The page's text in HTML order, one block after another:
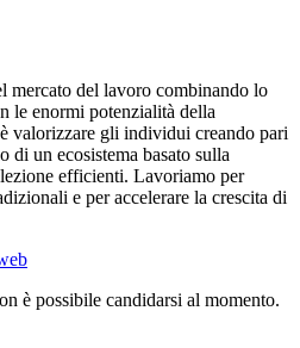
mercato del lavoro combinando lo
le enormi potenzialità della
valorizzare gli individui creando pari
di un ecosistema basato sulla
efficienti. Lavoriamo per
e per accelerare la crescita di
è possibile candidarsi al momento.